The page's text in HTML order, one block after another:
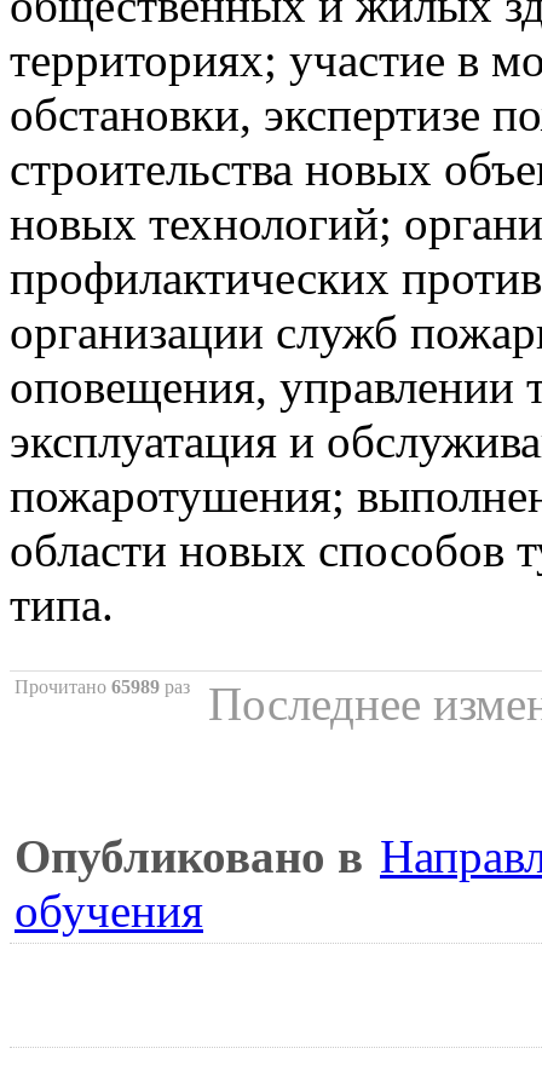
территориях; участие в
обстановки, экспертизе
строительства новых
новых технологий;
профилактических
организации служб
оповещения,
эксплуатация и
пожаротушения;
области новых способов
типа.
Прочитано 65989 раз Последнее
Опубликовано в
обучения